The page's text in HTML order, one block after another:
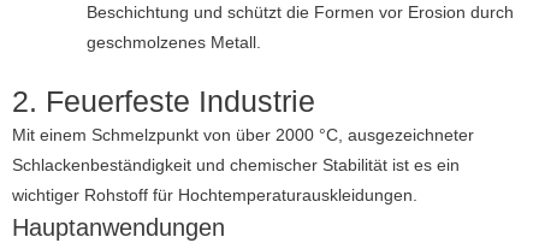
Beschichtung und schützt die Formen vor Erosion durch
geschmolzenes Metall.
2. Feuerfeste Industrie
Mit einem Schmelzpunkt von über 2000 °C, ausgezeichneter
Schlackenbeständigkeit und chemischer Stabilität ist es ein
wichtiger Rohstoff für Hochtemperaturauskleidungen.
Hauptanwendungen